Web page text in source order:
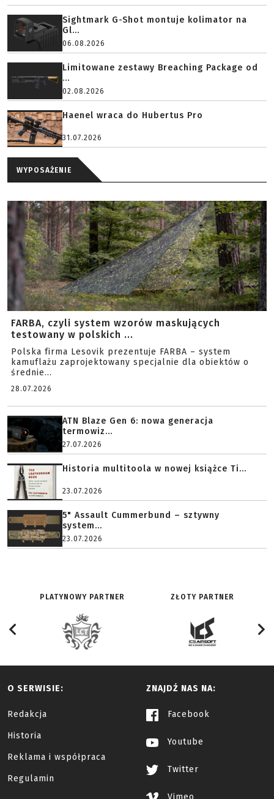
Sightmark G-Shot montuje kolimator na
Gl...
06.08.2026
Limitowane zestawy Breaching Package od
...
02.08.2026
Haenel wraca do Hubertus Pro
31.07.2026
WYPOSAŻENIE
FARBA, czyli system wzorów maskujących
testowany w polskich ...
Polska firma Lesovik prezentuje FARBA – system
kamuflażu zaprojektowany specjalnie dla obiektów o
średnie...
28.07.2026
ATN Blaze Gen 6: nowa generacja
termowiz...
27.07.2026
Historia multitoola w nowej książce Ti...
23.07.2026
5" Assault Cummerbund – sztywny
system...
23.07.2026
PLATYNOWY PARTNER ZŁOTY PARTNER
O SERWISIE:
Redakcja
Historia
Reklama i współpraca
Regulamin
ZNAJDŹ NAS NA:
Facebook
Youtube
Twitter